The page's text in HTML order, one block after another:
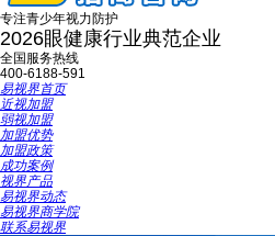
专注青少年视力防护
2026眼健康行业典范企业
全国服务热线
400-6188-591
易视界首页
近视加盟
弱视加盟
加盟优势
加盟政策
成功案例
视界产品
易视界动态
易视界商学院
联系易视界